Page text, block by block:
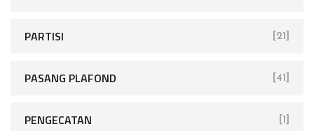
PARTISI [21]
PASANG PLAFOND [41]
PENGECATAN [1]